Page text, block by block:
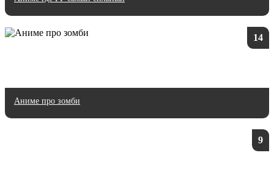
14
Аниме про зомби
9